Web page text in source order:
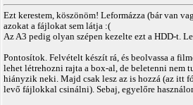
Ezt kerestem, köszönöm! Leformázza (bár van
azokat a fájlokat sem látja :(
Az A3 pedig olyan szépen kezelte ezt a HDD-t.
Pontosítok. Felvételt készít rá, és beolvassa a
lehet létrehozni rajta a box-al, de beletenni nem
hiányzik neki. Majd csak lesz az is hozzá (az itt
levő fájlokkal csinálni). Sebaj, egyelőre